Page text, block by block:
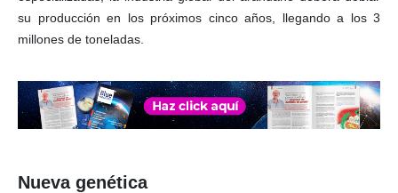
su producción en los próximos cinco años, llegando a los 3
millones de toneladas.
Nueva genética